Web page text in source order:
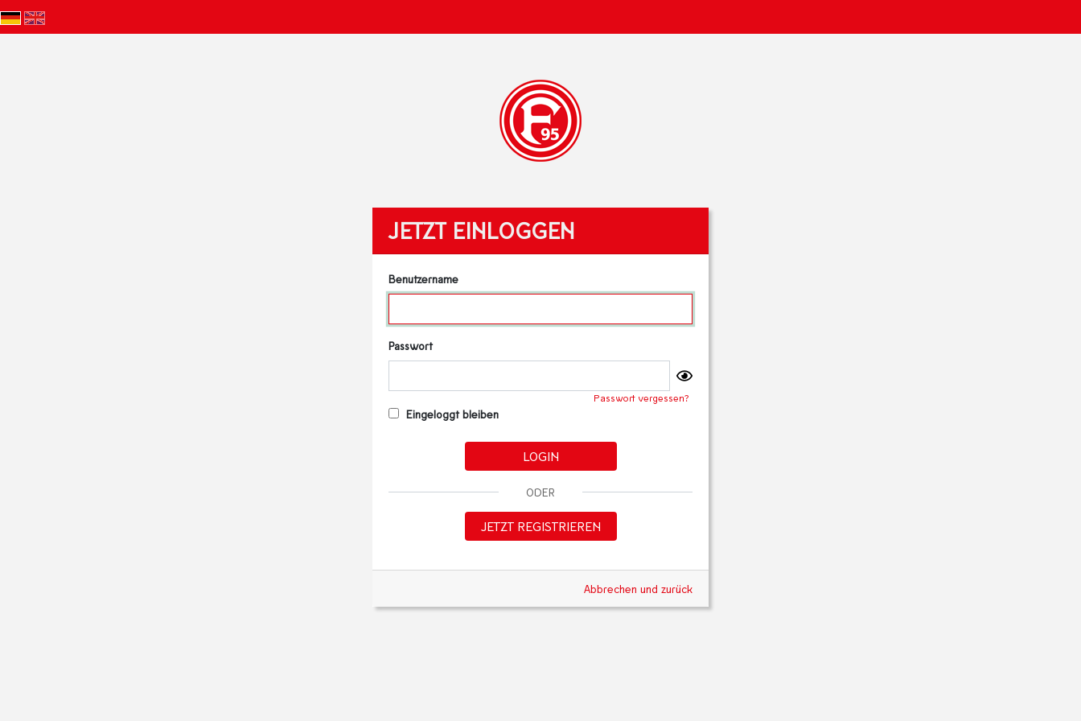
JETZT EINLOGGEN
Benutzername
Passwort
Passwort vergessen?
Eingeloggt bleiben
LOGIN
ODER
JETZT REGISTRIEREN
Abbrechen und zurück